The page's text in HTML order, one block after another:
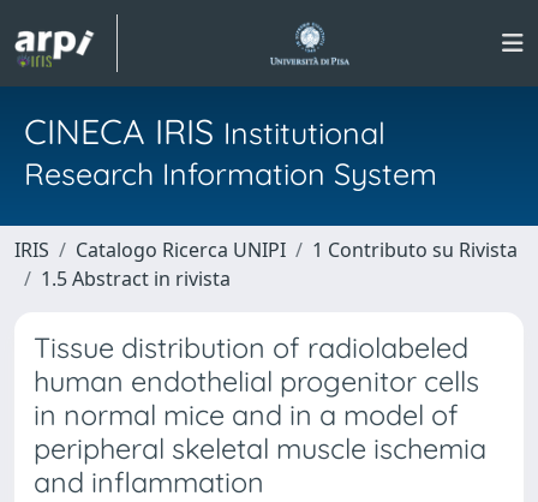
CINECA IRIS Institutional
Research Information System
IRIS Catalogo Ricerca UNIPI
1 Contributo su Rivista
1.5 Abstract in rivista
Tissue distribution of radiolabeled
human endothelial progenitor cells
in normal mice and in a model of
peripheral skeletal muscle ischemia
and inflammation